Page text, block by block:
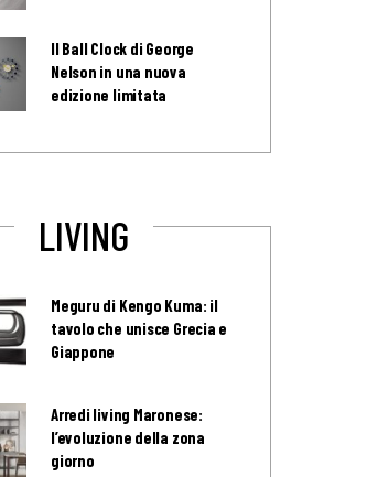
Il Ball Clock di George
Nelson in una nuova
edizione limitata
LIVING
Meguru di Kengo Kuma: il
tavolo che unisce Grecia e
Giappone
Arredi living Maronese:
l’evoluzione della zona
giorno